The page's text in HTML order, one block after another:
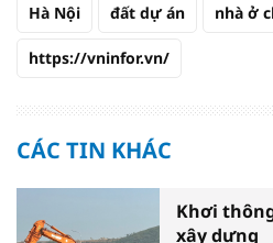
Hà Nội đất dự án nhà ở
https://vninfor.vn/
CÁC TIN KHÁC
Khơi
xây dựng